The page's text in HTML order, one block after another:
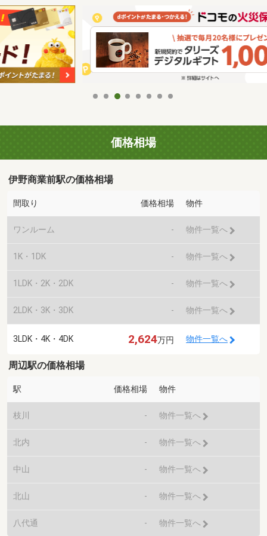
価格相場
伊野商業前駅の価格相場
間取り 価格相場 物件
ワンルーム - 物件一覧へ
1K・1DK - 物件一覧へ
1LDK・2K・2DK - 物件一覧へ
2LDK・3K・3DK - 物件一覧へ
3LDK・4K・4DK 2,624万円 物件一覧へ
周辺駅の価格相場
駅 価格相場 物件
枝川 - 物件一覧へ
北内 - 物件一覧へ
中山 - 物件一覧へ
北山 - 物件一覧へ
八代通 - 物件一覧へ